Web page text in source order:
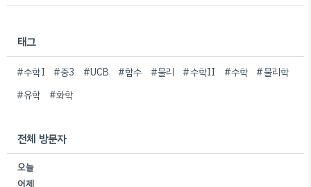
태그
#수학I #중3 #UCB #함수 #물리 #수학II #수학 #물리학
#유학
#화학
전체 방문자
오늘
어제